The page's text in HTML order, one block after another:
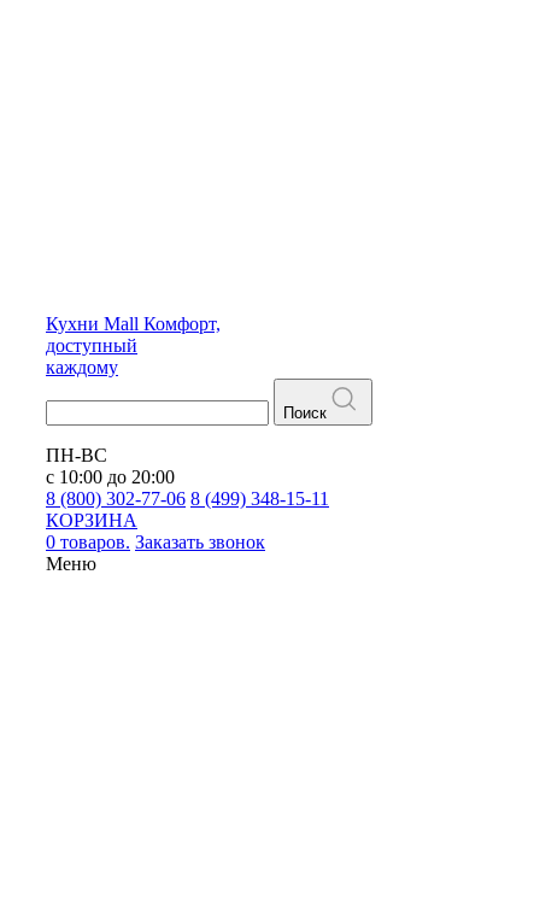
Кухни Mall Комфорт,
доступный
каждому
Поиск
ПН-ВС
с 10:00 до 20:00
8 (800) 302-77-06 8 (499) 348-15-11
КОРЗИНА
0 товаров. Заказать звонок
Меню